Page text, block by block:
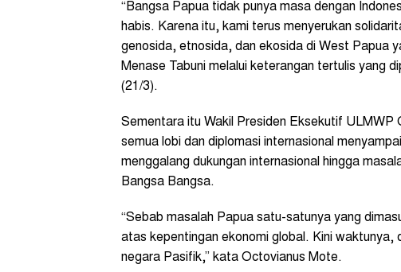
“Bangsa Papua tidak punya masa dengan
habis. Karena itu, kami terus menyerukan
genosida, etnosida, dan ekosida di West Papua
Menase Tabuni melalui keterangan tertulis yang
(21/3).
Sementara itu Wakil Presiden Eksekutif
semua lobi dan diplomasi internasional
menggalang dukungan internasional hingga
Bangsa Bangsa.
“Sebab masalah Papua satu-satunya yang
atas kepentingan ekonomi global. Kini waktunya,
negara Pasifik,” kata Octovianus Mote.